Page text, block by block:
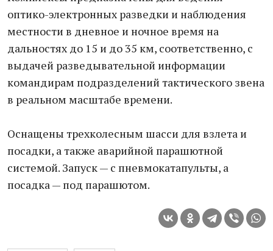
оптико-электронных разведки и наблюдения
местности в дневное и ночное время на
дальностях до 15 и до 35 км, соответственно, с
выдачей разведывательной информации
командирам подразделений тактического звена
в реальном масштабе времени.
Оснащены трехколесным шасси для взлета и
посадки, а также аварийной парашютной
системой. Запуск — с пневмокатапульты, а
посадка — под парашютом.